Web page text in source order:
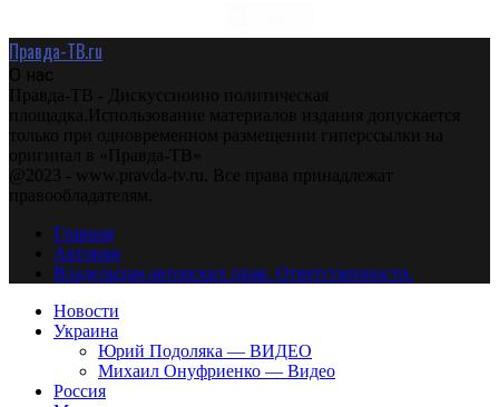
Правда-ТВ.ru
О нас
Правда-ТВ - Дискуссионно политическая
площадка.Использование материалов издания допускается
только при одновременном размещении гиперссылки на
оригинал в «Правда-ТВ»
@2023 - www.pravda-tv.ru. Все права принадлежат
правообладателям.
Главная
Авторам
Владельцам авторских прав. Ответственности.
Новости
Украина
Юрий Подоляка — ВИДЕО
Михаил Онуфриенко — Видео
Россия